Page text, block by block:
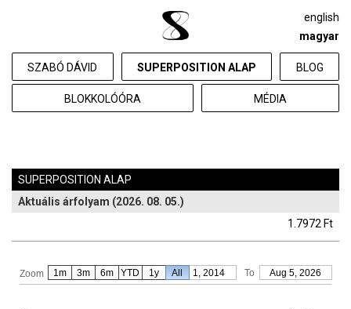
SZABÓ DÁVID SUPERPOSITION ALAP BLOG
BLOKKOLÓÓRA MÉDIA
english
magyar
SUPERPOSITION ALAP
Aktuális árfolyam (2026. 08. 05.)
1.7972 Ft
Zoom From Jan 1, 2014 To Aug 5, 2026
1m 3m 6m YTD 1y All